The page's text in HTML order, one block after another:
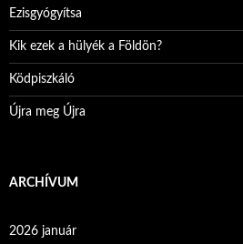
Ezisgyógyítsa
Kik ezek a hülyék a Földön?
Ködpiszkáló
Újra meg Újra
ARCHÍVUM
2026 január